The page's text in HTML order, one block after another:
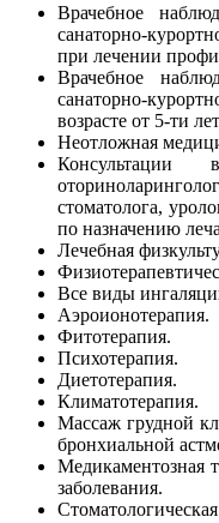
Врачебное
санаторно-
при лечении
Врачебное
санаторно-
возрасте от 5-ти
Неотложная
Консультации
стоматолога,
по назначению
Лечебная
Все виды
Аэроионотерапия.
Фитотерапия.
Психотерапия.
Диетотерапия.
Климатотерапия.
Массаж грудной
бронхиальной
Медикаментозная
заболевания.